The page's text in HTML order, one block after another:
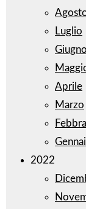
Luglio
Giugno
Aprile
Marzo
2022